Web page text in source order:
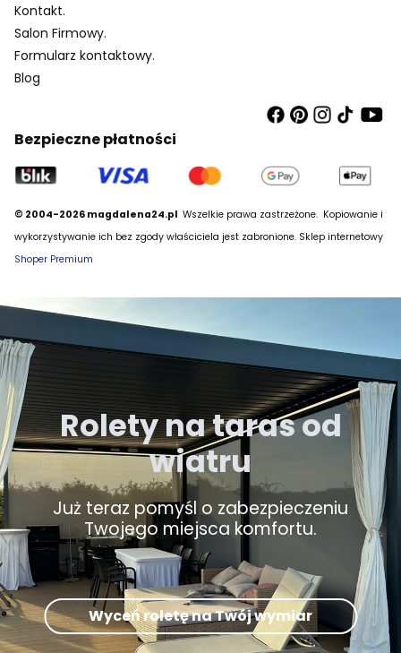
Kontakt.
Salon Firmowy.
Formularz kontaktowy.
Blog
Bezpieczne płatności
© 2004-2026 magdalena24.pl Wszelkie prawa zastrzeżone. Kopiowanie i
wykorzystywanie ich bez zgody właściciela jest zabronione. Sklep internetowy
Shoper Premium
Rolety na taras od
wiatru
Już teraz pomyśl o zabezpieczeniu
Twojego miejsca komfortu.
Wyceń roletę na Twój wymiar